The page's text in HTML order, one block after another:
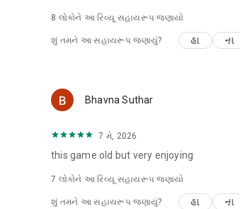
8 લોકોને આ રિવ્યૂ સહાયરૂપ જણાયો
શું તમને આ સહાયરૂપ જણાયું? હા ના
Bhavna Suthar
7 મે, 2026
this game old but very enjoying
7 લોકોને આ રિવ્યૂ સહાયરૂપ જણાયો
શું તમને આ સહાયરૂપ જણાયું? હા ના